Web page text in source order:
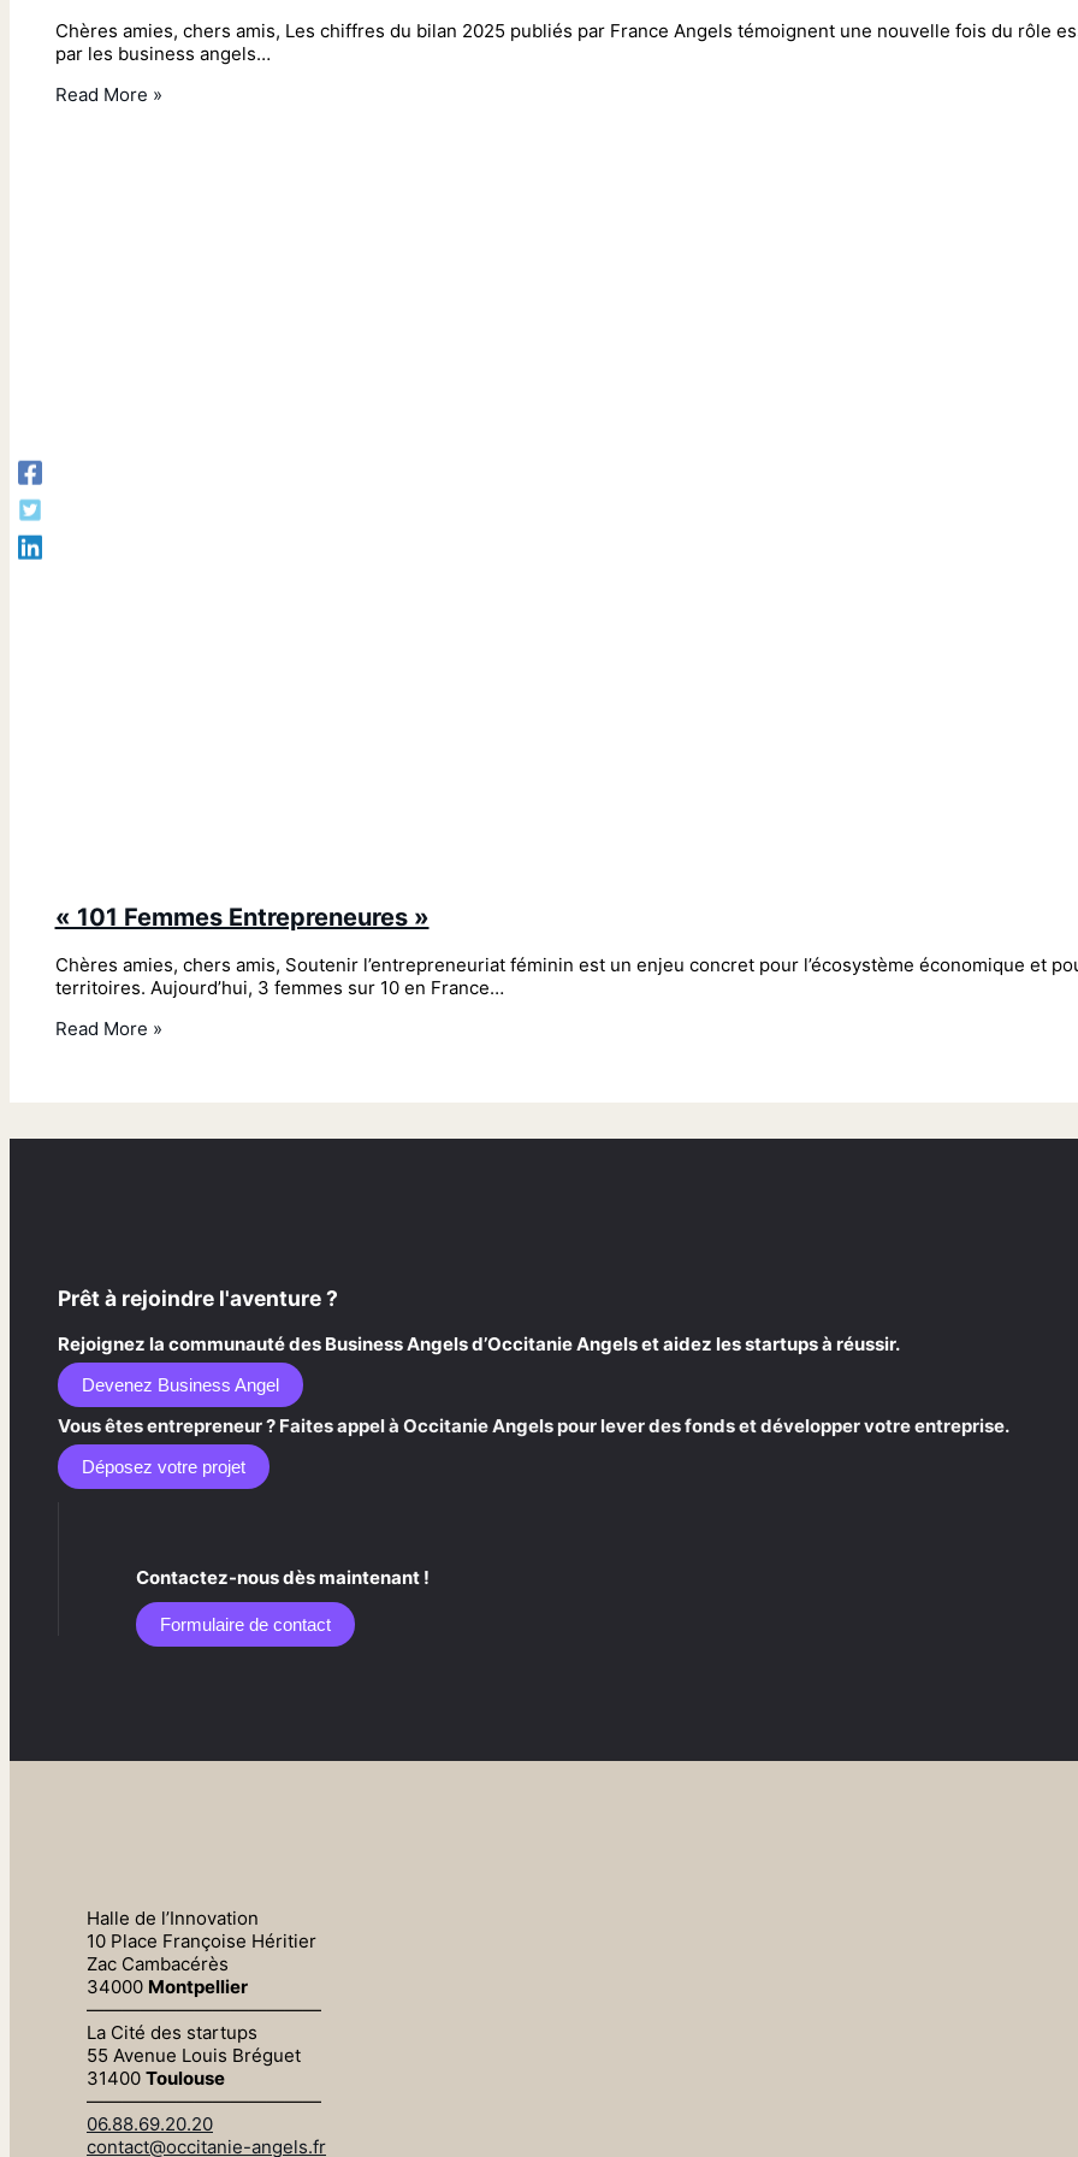
Chères amies, chers amis, Les chiffres du bilan 2025 publiés par France Angels témoignent une nouvelle fois du rôle
par les business angels…
Read More »
« 101 Femmes Entrepreneures »
Chères amies, chers amis, Soutenir l’entrepreneuriat féminin est un enjeu concret pour l’écosystème économique et
territoires. Aujourd’hui, 3 femmes sur 10 en France…
Read More »
Prêt à rejoindre l'aventure ?
Rejoignez la communauté des Business Angels d’Occitanie Angels et aidez les startups à réussir.
Devenez Business Angel
Vous êtes entrepreneur ? Faites appel à Occitanie Angels pour lever des fonds et développer votre entreprise.
Déposez votre projet
Contactez-nous dès maintenant !
Formulaire de contact​
Halle de l’Innovation
10 Place Françoise Héritier
Zac Cambacérès
34000 Montpellier
—————————————
La Cité des startups
55 Avenue Louis Bréguet
31400 Toulouse
—————————————
06.88.69.20.20
contact@occitanie-angels.fr